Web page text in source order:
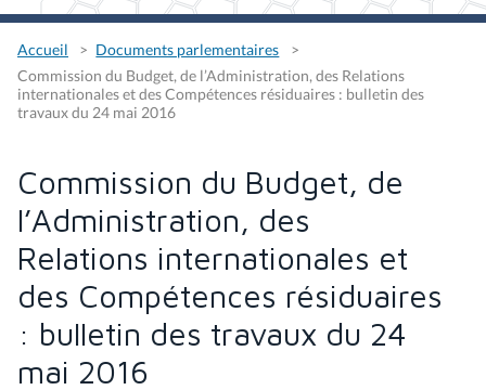
Accueil
Documents parlementaires
Commission du Budget, de l’Administration, des Relations
internationales et des Compétences résiduaires : bulletin des
travaux du 24 mai 2016
Commission du Budget, de
l’Administration, des
Relations internationales et
des Compétences résiduaires
: bulletin des travaux du 24
mai 2016